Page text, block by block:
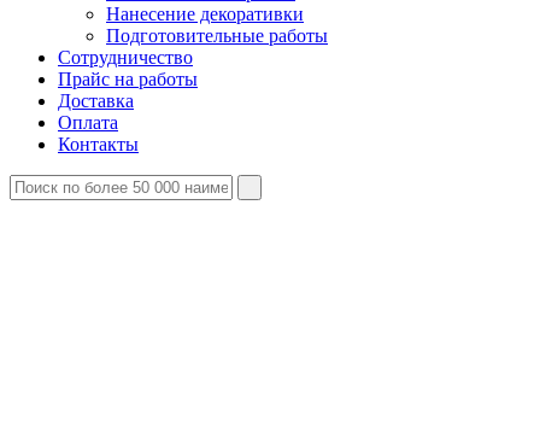
Нанесение декоративки
Подготовительные работы
Сотрудничество
Прайс на работы
Доставка
Оплата
Контакты